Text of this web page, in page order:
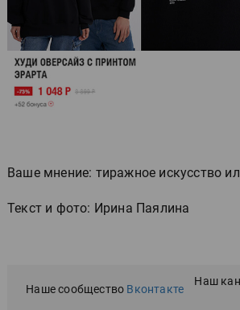
Ваше мнение: тиражное искусство
Текст и фото: Ирина Паялина
Наше сообщество Вконтакте
Наш